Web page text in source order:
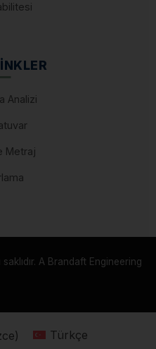
Analizi
Metraj
A Brandaft Engineering
) Türkçe